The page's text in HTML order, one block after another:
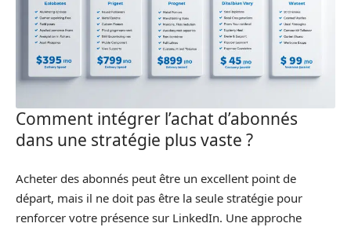
Comment intégrer l’achat d’abonnés
dans une stratégie plus vaste ?
Acheter des abonnés peut être un excellent point de
départ, mais il ne doit pas être la seule stratégie pour
renforcer votre présence sur LinkedIn. Une approche